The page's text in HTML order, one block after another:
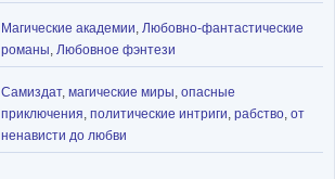
Магические академии Любовно-фантастические
романы Любовное фэнтези
Самиздат, магические миры опасные
приключения политические интриги рабство от
ненависти до любви